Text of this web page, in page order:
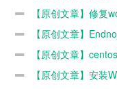
境
【原创文章】修复
环境
【原创文章】
【原创文章】
for defined data type错
【原创文章】安装